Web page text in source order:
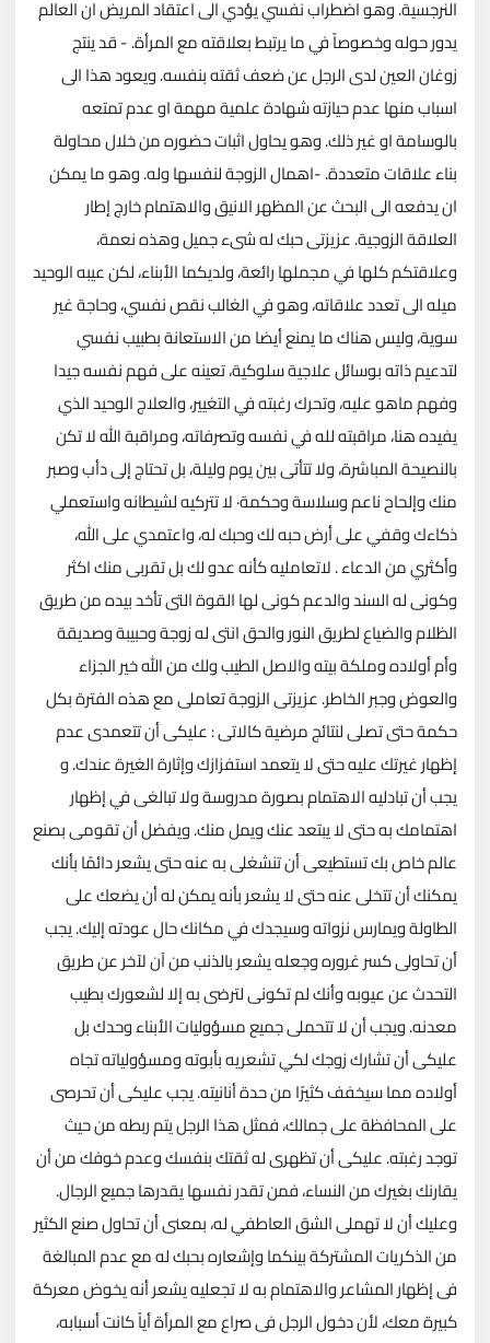
النرجسية. وهو اضطراب نفسي يؤدي الى اعتقاد المريض ان العالم
يدور حوله وخصوصاً في ما يرتبط بعلاقته مع المرأة. - قد ينتج
زوغان العين لدى الرجل عن ضعف ثقته بنفسه. ويعود هذا الى
اسباب منها عدم حيازته شهادة علمية مهمة او عدم تمتعه
بالوسامة او غير ذلك. وهو يحاول اثبات حضوره من خلال محاولة
بناء علاقات متعددة. -اهمال الزوجة لنفسها وله. وهو ما يمكن
ان يدفعه الى البحث عن المظهر الانيق والاهتمام خارج إطار
العلاقة الزوجية. عزيزتى حبك له شىء جميل وهذه نعمة،
وعلاقتكم كلها في مجملها رائعة، ولديكما الأبناء، لكن عيبه الوحيد
ميله الى تعدد علاقاته، وهو في الغالب نقص نفسي، وحاجة غير
سوية، وليس هناك ما يمنع أيضا من الاستعانة بطبيب نفسي
لتدعيم ذاته بوسائل علاجية سلوكية، تعينه على فهم نفسه جيدا
وفهم ماهو عليه، وتحرك رغبته في التغيير، والعلاج الوحيد الذي
يفيده هنا، مراقبته لله في نفسه وتصرفاته، ومراقبة الله لا تكن
بالنصيحة المباشرة، ولا تتأتى بين يوم وليلة، بل تحتاج إلى دأب وصبر
منك وإلحاح ناعم وسلاسة وحكمة· لا تتركيه لشيطانه واستعملي
ذكاءك وقفي على أرض حبه لك وحبك له، واعتمدي على الله،
وأكثري من الدعاء . لاتعامليه كأنه عدو لك بل تقربى منك اكثر
وكونى له السند والدعم كونى لها القوة التى تأخد بيده من طريق
الظلام والضياع لطريق النور والحق انتى له زوجة وحبيبة وصديقة
وأم أولاده وملكة بيته والاصل الطيب ولك من الله خير الجزاء
والعوض وجبر الخاطر. عزيزتى الزوجة تعاملى مع هذه الفترة بكل
حكمة حتى تصلى لنتائج مرضية كالاتى : عليكى أن تتعمدى عدم
إظهار غيرتك عليه حتى لا يتعمد استفزازك وإثارة الغيرة عندك. و
يجب أن تبادليه الاهتمام بصورة مدروسة ولا تبالغى في إظهار
اهتمامك به حتى لا يبتعد عنك ويمل منك. ويفضل أن تقومى بصنع
عالم خاص بك تستطيعى أن تنشغلى به عنه حتى يشعر دائمًا بأنك
يمكنك أن تتخلى عنه حتى لا يشعر بأنه يمكن له أن يضعك على
الطاولة ويمارس نزواته وسيجدك في مكانك حال عودته إليك. يجب
أن تحاولى كسر غروره وجعله يشعر بالذنب من آن لآخر عن طريق
التحدث عن عيوبه وأنك لم تكونى لترضى به إلا لشعورك بطيب
معدنه. ويجب أن لا تتحملى جميع مسؤوليات الأبناء وحدك بل
عليكى أن تشارك زوجك لكي تشعريه بأبوته ومسؤولياته تجاه
أولاده مما سيخفف كثيرًا من حدة أنانيته. يجب عليكى أن تحرصى
على المحافظة على جمالك، فمثل هذا الرجل يتم ربطه من حيث
توجد رغبته. عليكى أن تظهرى له ثقتك بنفسك وعدم خوفك من أن
يقارنك بغيرك من النساء، فمن تقدر نفسها يقدرها جميع الرجال.
وعليك أن لا تهملى الشق العاطفي له، بمعنى أن تحاول صنع الكثير
من الذكريات المشتركة بينكما وإشعاره بحبك له مع عدم المبالغة
فى إظهار المشاعر والاهتمام به لا تجعليه يشعر أنه يخوض معركة
كبيرة معك، لأن دخول الرجل فى صراع مع المرأة أياً كانت أسبابه،